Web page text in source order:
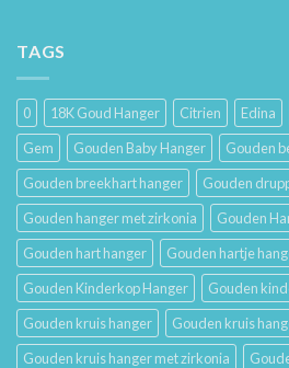
Hun
Betekenis
TAGS
0 18K Goud Hanger Citrien Edina
Gem
Gouden Baby Hanger
Gouden
Gouden breekhart hanger
Gouden
Gouden hanger met zirkonia
Gouden
Gouden hart hanger
Gouden hartje
Gouden Kinderkop Hanger
Gouden
Gouden kruis hanger
Gouden kruis
Gouden kruis hanger met zirkonia